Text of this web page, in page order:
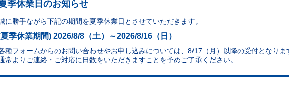
季休業日のお知らせ
に勝手ながら下記の期間を夏季休業日とさせていただきます。
季休業期間​) ​2026/8/8（土）～2026/8/16（日）​
種フォームからのお問い合わせやお申し込みについては、8/17（月）以降の受付となりま
常よりご連絡・ご対応に日数をいただきますことを予めご了承ください。